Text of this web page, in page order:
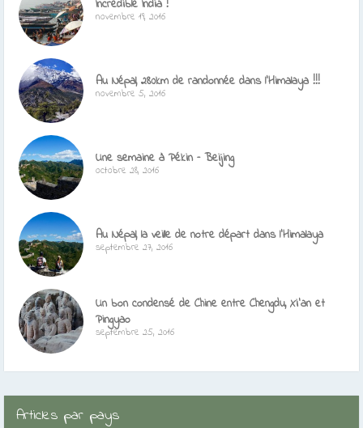
Incredible India !
novembre 19, 2016
Au Népal, 280km de randonnée dans l’Himalaya !!!
novembre 5, 2016
Une semaine à Pékin – Beijing
octobre 28, 2016
Au Népal, la veille de notre départ dans l’Himalaya
septembre 27, 2016
Un bon condensé de Chine entre Chengdu, Xi’an et
Pingyao
septembre 25, 2016
Articles par pays